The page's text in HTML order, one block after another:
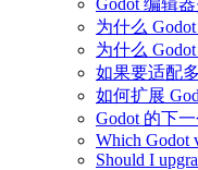
Godot 编辑
为什么
为什么
如果要适配
如何扩展
Godot 的下
Which Godot
Should I